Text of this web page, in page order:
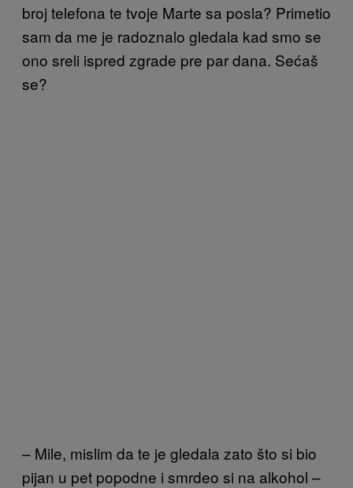
broj telefona te tvoje Marte sa posla? Primetio
sam da me je radoznalo gledala kad smo se
ono sreli ispred zgrade pre par dana. Sećaš
se?
– Mile, mislim da te je gledala zato što si bio
pijan u pet popodne i smrdeo si na alkohol –